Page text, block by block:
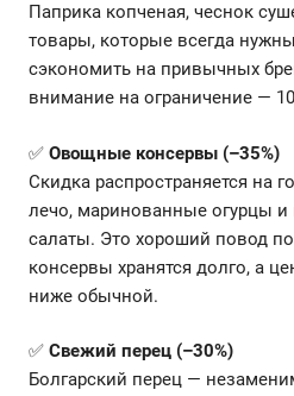
Паприка копченая, чеснок
товары, которые всегда
сэкономить на привычных
внимание на ограничение —
✅ Овощные консервы (–35%)
Скидка распространяется на
лечо, маринованные огурцы
салаты. Это хороший повод
консервы хранятся долго, а
ниже обычной.
✅ Свежий перец (–30%)
Болгарский перец —